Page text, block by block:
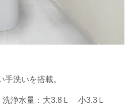
洗いを搭載。
浄水量：大3.8Ｌ 小3.3Ｌ